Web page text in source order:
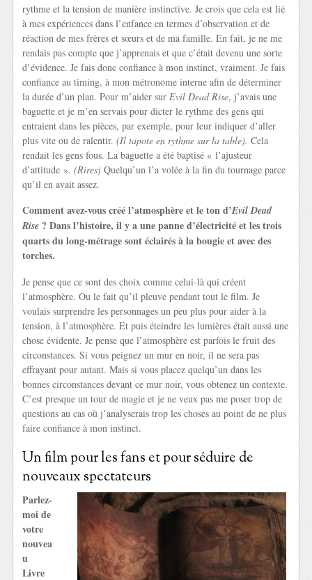
rythme et la tension de manière instinctive. Je crois que cela est lié
à mes expériences dans l’enfance en termes d’observation et de
réaction de mes frères et sœurs et de ma famille. En fait, je ne me
rendais pas compte que j’apprenais et que c’était devenu une sorte
d’évidence. Je fais donc confiance à mon instinct, vraiment. Je fais
confiance au timing, à mon métronome interne afin de déterminer
la durée d’un plan. Pour m’aider sur Evil Dead Rise, j’avais une
baguette et je m’en servais pour dicter le rythme des gens qui
entraient dans les pièces, par exemple, pour leur indiquer d’aller
plus vite ou de ralentir.(Il tapote en rythme sur la table). Cela
rendait les gens fous. La baguette a été baptisé « l’ajusteur
d’attitude ».(Rires)Quelqu’un l’a volée à la fin du tournage parce
qu’il en avait assez.
Comment avez-vous créé l’atmosphère et le ton d’Evil Dead
Rise ? Dans l’histoire, il y a une panne d’électricité et les trois
quarts du long-métrage sont éclairés à la bougie et avec des
torches.
Je pense que ce sont des choix comme celui-là qui créent
l’atmosphère. Ou le fait qu’il pleuve pendant tout le film. Je
voulais surprendre les personnages un peu plus pour aider à la
tension, à l’atmosphère. Et puis éteindre les lumières était aussi une
chose évidente. Je pense que l’atmosphère est parfois le fruit des
circonstances. Si vous peignez un mur en noir, il ne sera pas
effrayant pour autant. Mais si vous placez quelqu’un dans les
bonnes circonstances devant ce mur noir, vous obtenez un contexte.
C’est presque un tour de magie et je ne veux pas me poser trop de
questions au cas où j’analyserais trop les choses au point de ne plus
faire confiance à mon instinct.
Un film pour les fans et pour séduire de
nouveaux spectateurs
Parlez-
moi de
votre
nouvea
u
Livre